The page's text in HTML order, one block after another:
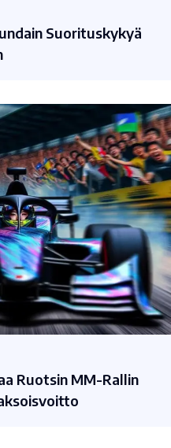
Suorituskykyä
Ruotsin MM-Rallin